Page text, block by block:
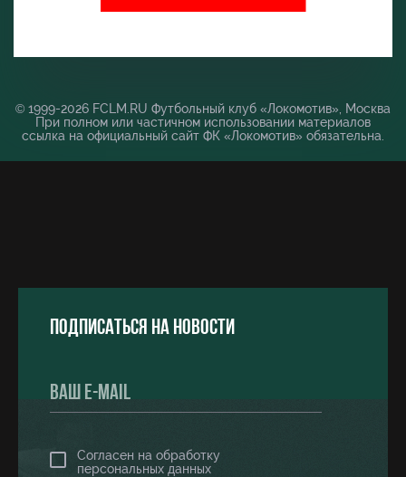
© 1999-2026 FCLM.RU Футбольный клуб «Локомотив», Москва
При полном или частичном использовании материалов
ссылка на официальный сайт ФК «Локомотив» обязательна.
Подписаться на новости
Согласен на обработку
персональных данных